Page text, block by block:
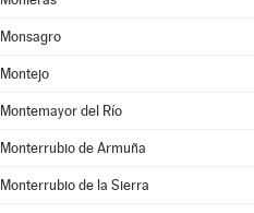
Monsagro
Montejo
Montemayor del Río
Monterrubio de Armuña
Monterrubio de la Sierra